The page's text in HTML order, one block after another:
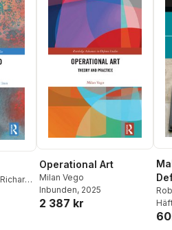
Richard
Operational Art
Milan Vego
Inbunden, 2025
2 387 kr